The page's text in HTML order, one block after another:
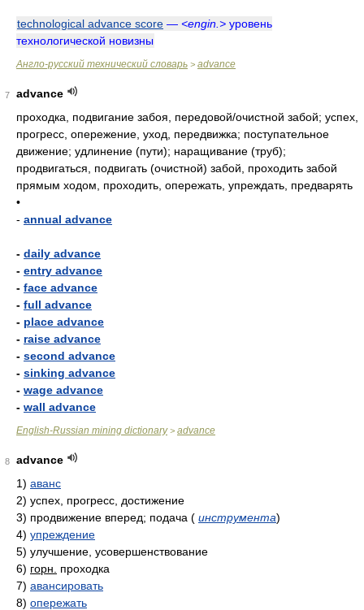
technological advance score — <engin.> уровень
технологической новизны
Англо-русский технический словарь > advance
7
advance
проходка, подвигание забоя, передовой/очистной забой; успех,
прогресс, опережение, уход, передвижка; поступательное
движение; удлинение (пути); наращивание (труб);
продвигаться, подвигать (очистной) забой, проходить забой
прямым ходом, проходить, опережать, упреждать, предварять
•
- annual advance
- daily advance
- entry advance
- face advance
- full advance
- place advance
- raise advance
- second advance
- sinking advance
- wage advance
- wall advance
English-Russian mining dictionary> advance
8
advance
1) аванс
2) успех, прогресс, достижение
3) продвижение вперед; подача ( инструмента)
4) упреждение
5) улучшение, усовершенствование
6) горн.
проходка
7) авансировать
8) опережать